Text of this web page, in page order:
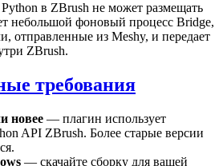
в ZBrush не может размещать
небольшой фоновый процесс Bridge,
отправленные из Meshy, и передает
ZBrush.
требования
новее — плагин использует
API ZBrush. Более старые версии
— скачайте сборку для вашей